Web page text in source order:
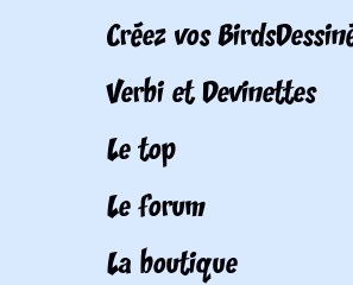
Créez vos
Verbi et Devinettes
Le top
Le forum
La boutique